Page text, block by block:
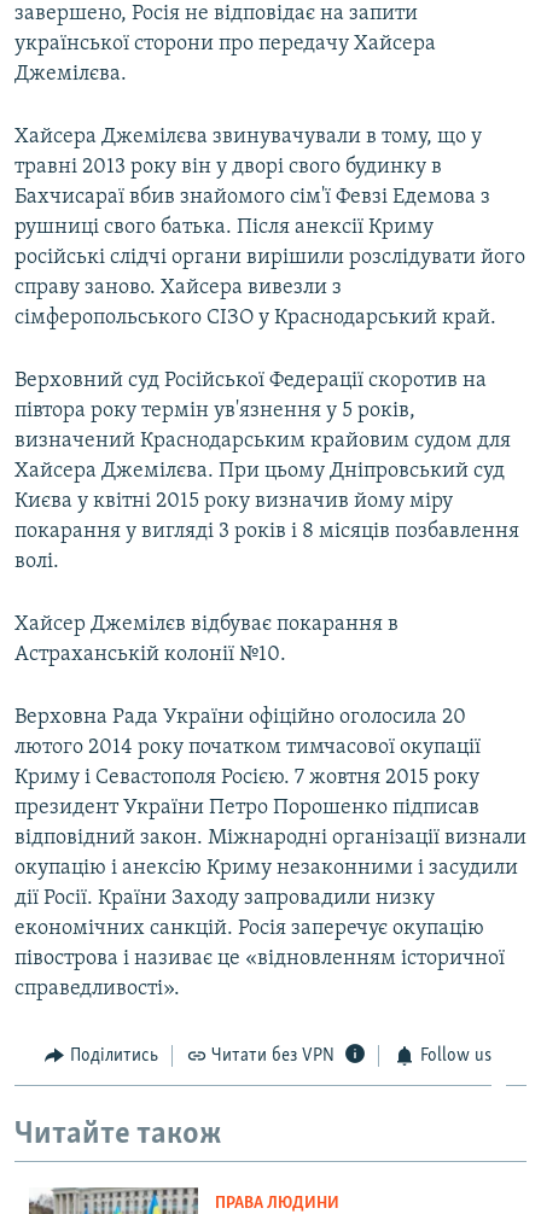
завершено, Росія не відповідає на запити
української сторони про передачу Хайсера
Джемілєва.
Хайсера Джемілєва звинувачували в тому, що у
травні 2013 року він у дворі свого будинку в
Бахчисараї вбив знайомого сім'ї Февзі Едемова з
рушниці свого батька. Після анексії Криму
російські слідчі органи вирішили розслідувати його
справу заново. Хайсера вивезли з
сімферопольського СІЗО у Краснодарський край.
Верховний суд Російської Федерації скоротив на
півтора року термін ув'язнення у 5 років,
визначений Краснодарським крайовим судом для
Хайсера Джемілєва. При цьому Дніпровський суд
Києва у квітні 2015 року визначив йому міру
покарання у вигляді 3 років і 8 місяців позбавлення
волі.
Хайсер Джемілєв відбуває покарання в
Астраханській колонії №10.
Верховна Рада України офіційно оголосила 20
лютого 2014 року початком тимчасової окупації
Криму і Севастополя Росією. 7 жовтня 2015 року
президент України Петро Порошенко підписав
відповідний закон. Міжнародні організації визнали
окупацію і анексію Криму незаконними і засудили
дії Росії. Країни Заходу запровадили низку
економічних санкцій. Росія заперечує окупацію
півострова і називає це «відновленням історичної
справедливості».
Поділитись Читати без VPN Follow us
Читайте також
ПРАВА ЛЮДИНИ